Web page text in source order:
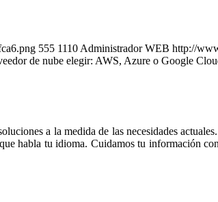
555 1110 Administrador WEB http://
de nube elegir: AWS, Azure o Google
a la medida de las necesidades
habla tu idioma. Cuidamos tu información